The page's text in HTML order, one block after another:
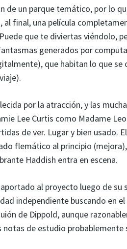
de un parque temático, por lo
al final, una película
que te diviertas viéndolo,
generados por
que habitan lo que se
por la atracción, y las
Lee Curtis como Madame
de ver. Lugar y bien usado.
flemático al principio
Haddish entra en escena.
al proyecto luego de su
independiente buscando en
de Dippold, aunque
de estudio probablemente